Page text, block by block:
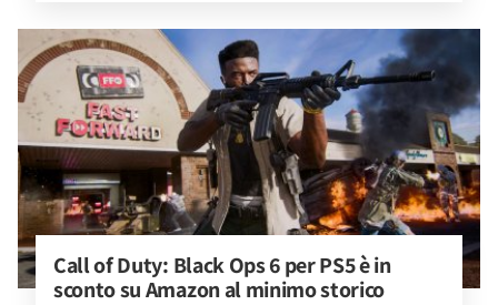
Call of Duty: Black Ops 6 per PS5 è in
sconto su Amazon al minimo storico